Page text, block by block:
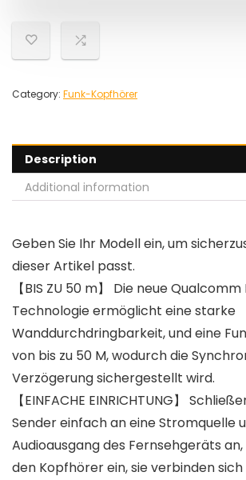
Category: Funk-Kopfhörer
Description
Additional information
Geben Sie Ihr Modell ein, um
dieser Artikel passt.
【BIS ZU 50 m】 Die neue
Technologie ermöglicht eine starke
Wanddurchdringbarkeit, und eine
von bis zu 50 M, wodurch die
Verzögerung sichergestellt wird.
【EINFACHE EINRICHTUNG】
Sender einfach an eine Stromquelle
Audioausgang des Fernsehgeräts
den Kopfhörer ein, sie verbinden